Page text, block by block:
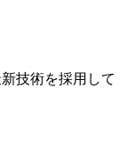
技術を採用して